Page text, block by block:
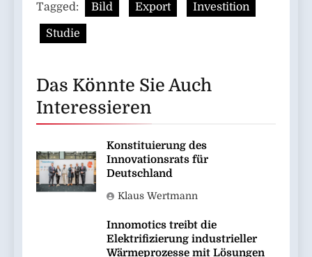
Tagged: Bild Export Investition
Studie
Das Könnte Sie Auch
Interessieren
Konstituierung des
Innovationsrats für
Deutschland
Klaus Wertmann
Innomotics treibt die
Elektrifizierung industrieller
Wärmeprozesse mit Lösungen